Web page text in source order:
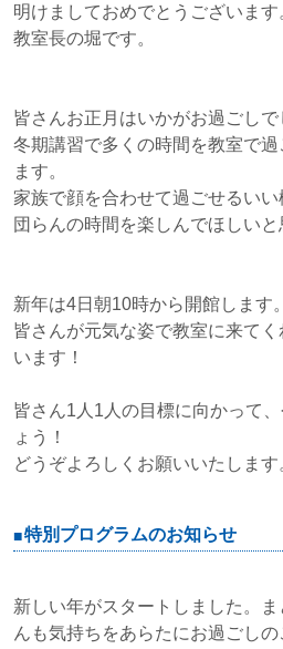
明けましておめでとうございます
教室長の堀です。
皆さんお正月はいかがお過ごしで
冬期講習で多くの時間を教室で
ます。
家族で顔を合わせて過ごせるいい
団らんの時間を楽しんでほしいと
新年は4日朝10時から開館します。
皆さんが元気な姿で教室に来て
います！
皆さん1人1人の目標に向かって
ょう！
どうぞよろしくお願いいたします
特別プログラムのお知らせ
新しい年がスタートしました。
んも気持ちをあらたにお過ごしの